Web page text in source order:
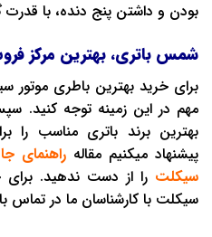
بودن و داشتن پنج دنده، با
شمس باتری، بهترین مرکز
برای خرید بهترین باطری موتور
مهم در این زمینه توجه کنید.
بهترین برند باتری مناسب را
پیشنهاد میکنیم مقالهراهنمای
سیکلت را از دست ندهید. برای
سیکلت با کارشناسان ما در تماس